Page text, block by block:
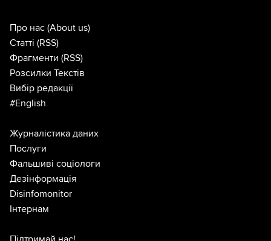
Про нас (About us)
Статті (RSS)
Фрагменти (RSS)
Розсилки Текстів
Вибір редакції
#English
Журналістика даних
Послуги
Фальшиві соціологи
Дезінформація
Disinfomonitor
Інтернам